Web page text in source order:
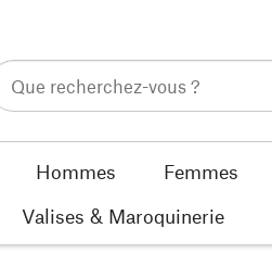
Hommes Femmes
Valises & Maroquinerie